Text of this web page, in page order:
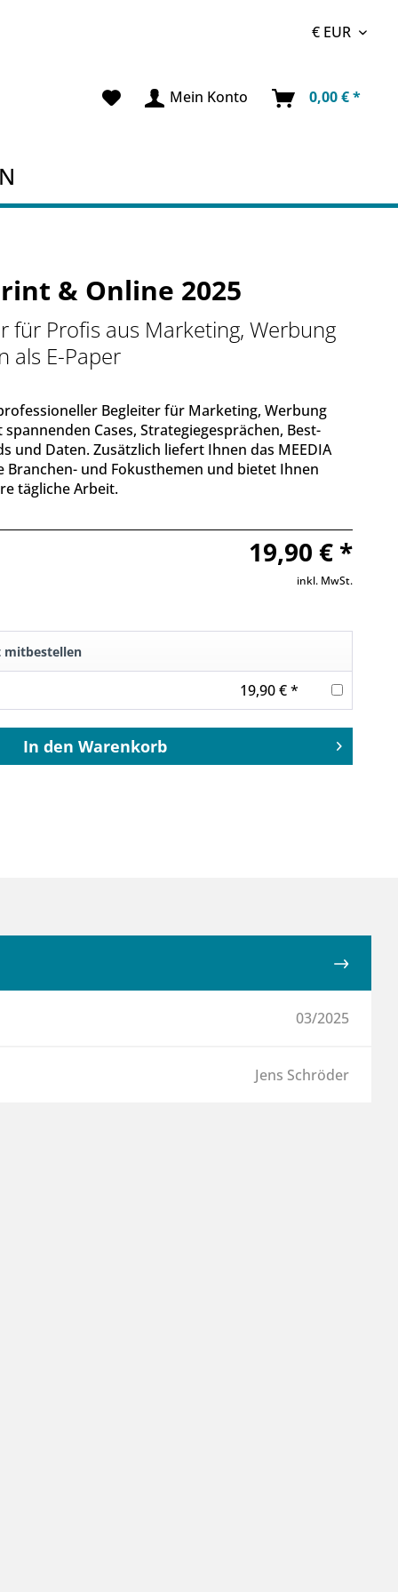
Mein Konto 0,00 € *
& Online 2025
für Profis aus Marketing, Werbung
als E-Paper
Begleiter für Marketing, Werbung
Cases, Strategiegesprächen, Best-
und Daten. Zusätzlich liefert Ihnen das MEEDIA
Branchen- und Fokusthemen und bietet Ihnen
tägliche Arbeit.
19,90 € *
inkl. MwSt.
mitbestellen
19,90 € *
In den Warenkorb
03/2025
Jens Schröder